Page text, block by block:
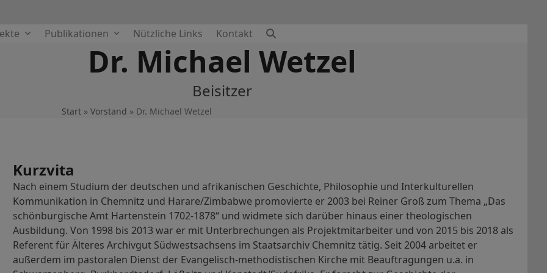
Publikationen Nützliche Links Kontakt
Dr. Michael Wetzel
Beisitzer
Start » Vorstand » Dr. Michael Wetzel
Kurzvita
Nach einem Studium der deutschen und afrikanischen Geschichte, Philosophie und Interkulturellen
Kommunikation in Chemnitz und Harare/Zimbabwe promovierte er 2003 bei Reiner Groß zum Thema „Das
schönburgische Amt Hartenstein 1702-1878“ und widmete sich darüber hinaus einer theologischen
Ausbildung. Von 1998 bis 2013 war er mit Unterbrechungen als Projektmitarbeiter und von 2015 bis 2018 als
Referent für Älteres Archivgut Südwestsachsens im Staatsarchiv Chemnitz tätig. Seit 2004 arbeitet er
außerdem im pastoralen Dienst der Evangelisch-methodistischen Kirche mit Beauftragungen u.a. in